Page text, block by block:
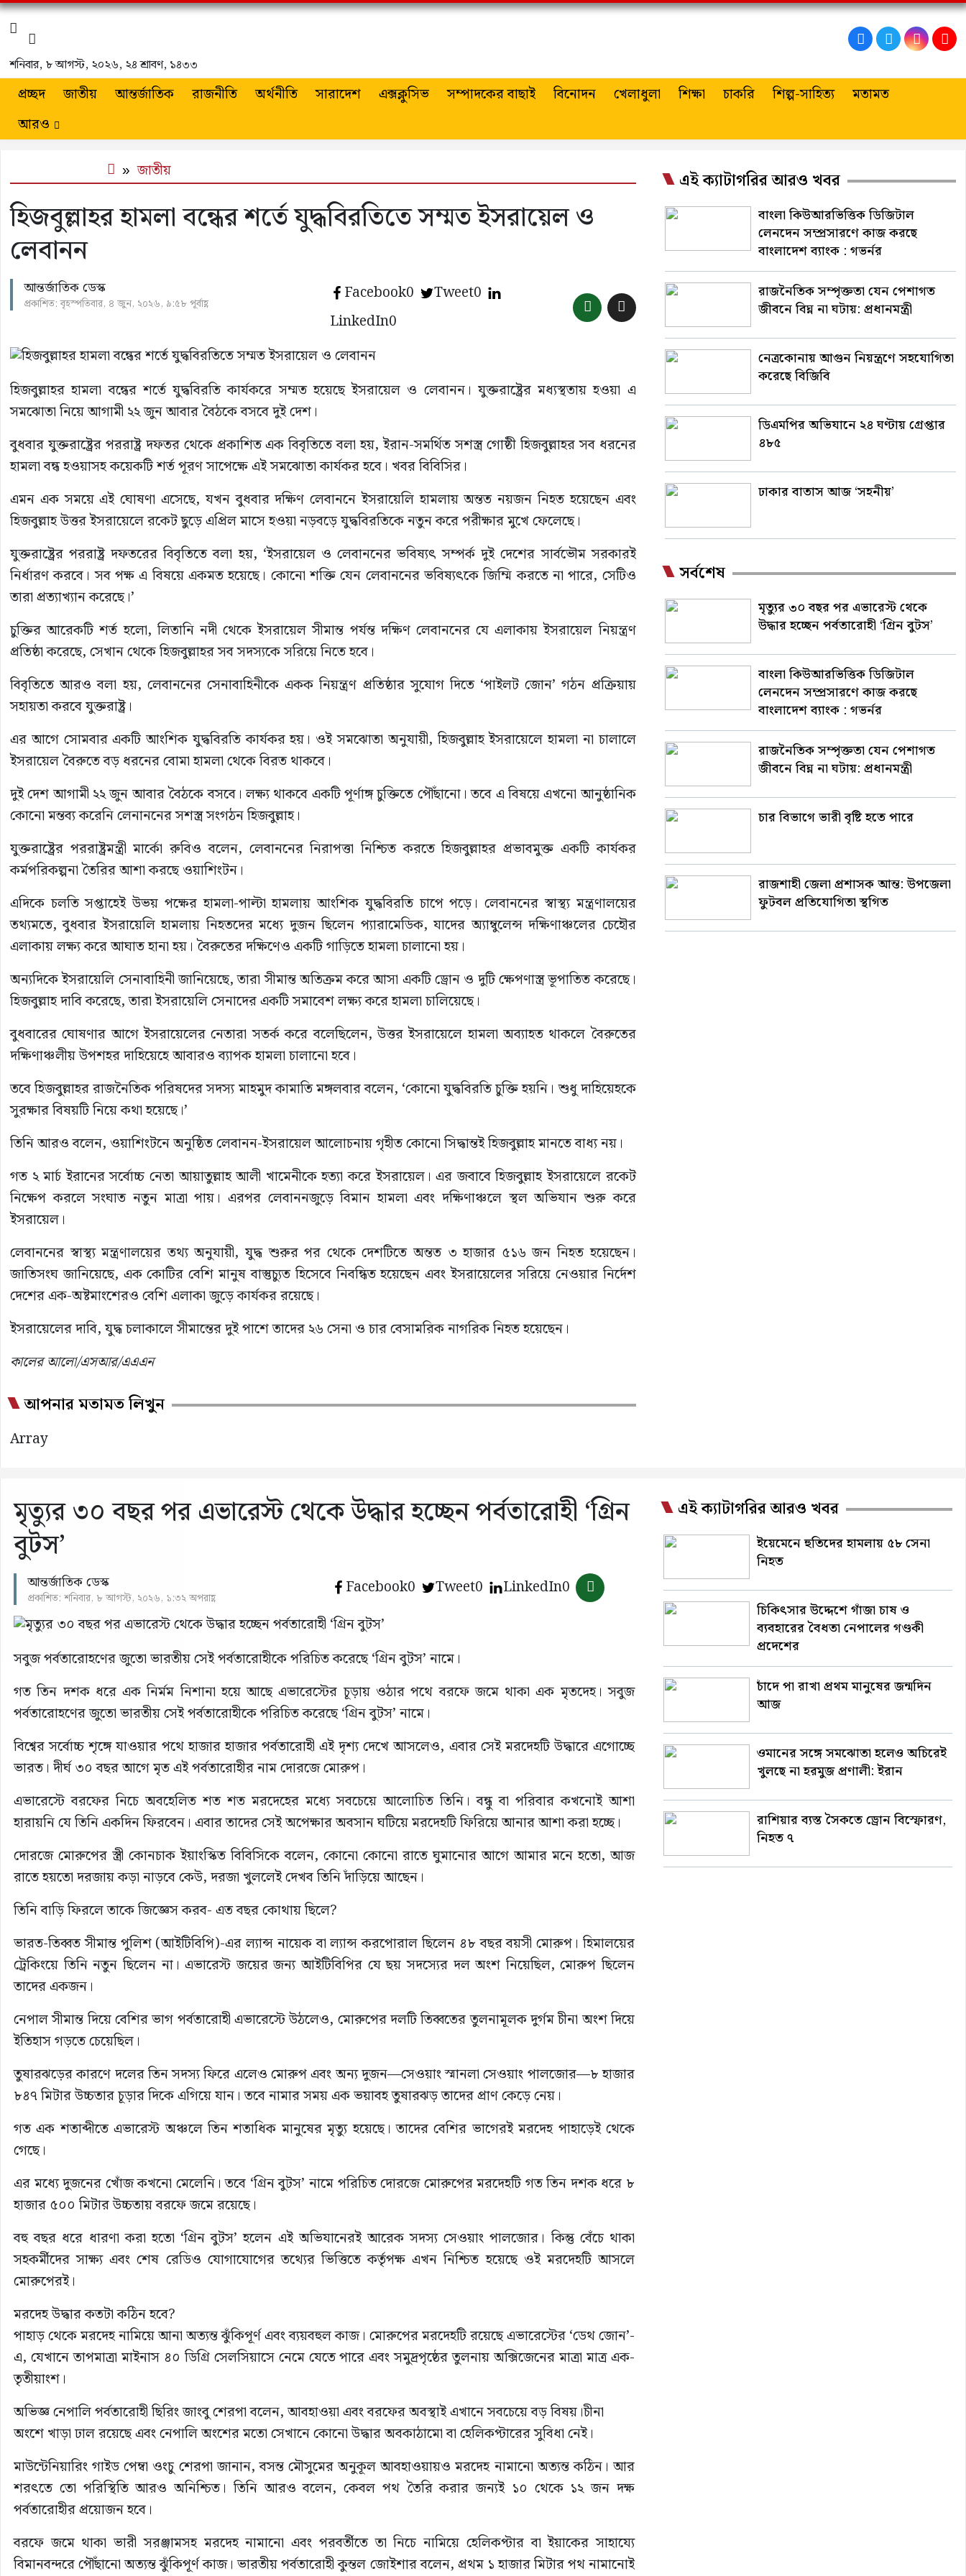
শনিবার,৮ আগস্ট, ২০২৬,২৪ শ্রাবণ, ১৪৩৩
প্রচ্ছদ জাতীয় আন্তর্জাতিক রাজনীতি অর্থনীতি সারাদেশ এক্সক্লুসিভ সম্পাদকের বাছাই বিনোদন খেলাধুলা শিক্ষা চাকরি শিল্প-সাহিত্য
মতামত
আরও
জাতীয়
হিজবুল্লাহর হামলা বন্ধের শর্তে যুদ্ধবিরতিতে সম্মত ইসরায়েল ও
লেবানন
আন্তর্জাতিক ডেস্ক
প্রকাশিত: বৃহস্পতিবার, ৪ জুন, ২০২৬, ৯:৫৮ পূর্বাহ্ণ Facebook0 Tweet0
LinkedIn0
হিজবুল্লাহর হামলা বন্ধের শর্তে যুদ্ধবিরতি কার্যকরে সম্মত হয়েছে ইসরায়েল ও লেবানন। যুক্তরাষ্ট্রের মধ্যস্থতায় হওয়া এ
সমঝোতা নিয়ে আগামী ২২ জুন আবার বৈঠকে বসবে দুই দেশ।
বুধবার যুক্তরাষ্ট্রের পররাষ্ট্র দফতর থেকে প্রকাশিত এক বিবৃতিতে বলা হয়, ইরান-সমর্থিত সশস্ত্র গোষ্ঠী হিজবুল্লাহর সব ধরনের
হামলা বন্ধ হওয়াসহ কয়েকটি শর্ত পূরণ সাপেক্ষে এই সমঝোতা কার্যকর হবে। খবর বিবিসির।
এমন এক সময়ে এই ঘোষণা এসেছে, যখন বুধবার দক্ষিণ লেবাননে ইসরায়েলি হামলায় অন্তত নয়জন নিহত হয়েছেন এবং
হিজবুল্লাহ উত্তর ইসরায়েলে রকেট ছুড়ে এপ্রিল মাসে হওয়া নড়বড়ে যুদ্ধবিরতিকে নতুন করে পরীক্ষার মুখে ফেলেছে।
যুক্তরাষ্ট্রের পররাষ্ট্র দফতরের বিবৃতিতে বলা হয়, ‘ইসরায়েল ও লেবাননের ভবিষ্যৎ সম্পর্ক দুই দেশের সার্বভৌম সরকারই
নির্ধারণ করবে। সব পক্ষ এ বিষয়ে একমত হয়েছে। কোনো শক্তি যেন লেবাননের ভবিষ্যৎকে জিম্মি করতে না পারে, সেটিও
তারা প্রত্যাখ্যান করেছে।’
চুক্তির আরেকটি শর্ত হলো, লিতানি নদী থেকে ইসরায়েল সীমান্ত পর্যন্ত দক্ষিণ লেবাননের যে এলাকায় ইসরায়েল নিয়ন্ত্রণ
প্রতিষ্ঠা করেছে, সেখান থেকে হিজবুল্লাহর সব সদস্যকে সরিয়ে নিতে হবে।
বিবৃতিতে আরও বলা হয়, লেবাননের সেনাবাহিনীকে একক নিয়ন্ত্রণ প্রতিষ্ঠার সুযোগ দিতে ‘পাইলট জোন’ গঠন প্রক্রিয়ায়
সহায়তা করবে যুক্তরাষ্ট্র।
এর আগে সোমবার একটি আংশিক যুদ্ধবিরতি কার্যকর হয়। ওই সমঝোতা অনুযায়ী, হিজবুল্লাহ ইসরায়েলে হামলা না চালালে
ইসরায়েল বৈরুতে বড় ধরনের বোমা হামলা থেকে বিরত থাকবে।
দুই দেশ আগামী ২২ জুন আবার বৈঠকে বসবে। লক্ষ্য থাকবে একটি পূর্ণাঙ্গ চুক্তিতে পৌঁছানো। তবে এ বিষয়ে এখনো আনুষ্ঠানিক
কোনো মন্তব্য করেনি লেনাননের সশস্ত্র সংগঠন হিজবুল্লাহ।
যুক্তরাষ্ট্রের পররাষ্ট্রমন্ত্রী মার্কো রুবিও বলেন, লেবাননের নিরাপত্তা নিশ্চিত করতে হিজবুল্লাহর প্রভাবমুক্ত একটি কার্যকর
কর্মপরিকল্পনা তৈরির আশা করছে ওয়াশিংটন।
এদিকে চলতি সপ্তাহেই উভয় পক্ষের হামলা-পাল্টা হামলায় আংশিক যুদ্ধবিরতি চাপে পড়ে। লেবাননের স্বাস্থ্য মন্ত্রণালয়ের
তথ্যমতে, বুধবার ইসরায়েলি হামলায় নিহতদের মধ্যে দুজন ছিলেন প্যারামেডিক, যাদের অ্যাম্বুলেন্স দক্ষিণাঞ্চলের চেহৌর
এলাকায় লক্ষ্য করে আঘাত হানা হয়। বৈরুতের দক্ষিণেও একটি গাড়িতে হামলা চালানো হয়।
অন্যদিকে ইসরায়েলি সেনাবাহিনী জানিয়েছে, তারা সীমান্ত অতিক্রম করে আসা একটি ড্রোন ও দুটি ক্ষেপণাস্ত্র ভূপাতিত করেছে।
হিজবুল্লাহ দাবি করেছে, তারা ইসরায়েলি সেনাদের একটি সমাবেশ লক্ষ্য করে হামলা চালিয়েছে।
বুধবারের ঘোষণার আগে ইসরায়েলের নেতারা সতর্ক করে বলেছিলেন, উত্তর ইসরায়েলে হামলা অব্যাহত থাকলে বৈরুতের
দক্ষিণাঞ্চলীয় উপশহর দাহিয়েহে আবারও ব্যাপক হামলা চালানো হবে।
তবে হিজবুল্লাহর রাজনৈতিক পরিষদের সদস্য মাহমুদ কামাতি মঙ্গলবার বলেন, ‘কোনো যুদ্ধবিরতি চুক্তি হয়নি। শুধু দাহিয়েহকে
সুরক্ষার বিষয়টি নিয়ে কথা হয়েছে।’
তিনি আরও বলেন, ওয়াশিংটনে অনুষ্ঠিত লেবানন-ইসরায়েল আলোচনায় গৃহীত কোনো সিদ্ধান্তই হিজবুল্লাহ মানতে বাধ্য নয়।
গত ২ মার্চ ইরানের সর্বোচ্চ নেতা আয়াতুল্লাহ আলী খামেনীকে হত্যা করে ইসরায়েল। এর জবাবে হিজবুল্লাহ ইসরায়েলে রকেট
নিক্ষেপ করলে সংঘাত নতুন মাত্রা পায়। এরপর লেবাননজুড়ে বিমান হামলা এবং দক্ষিণাঞ্চলে স্থল অভিযান শুরু করে
ইসরায়েল।
লেবাননের স্বাস্থ্য মন্ত্রণালয়ের তথ্য অনুযায়ী, যুদ্ধ শুরুর পর থেকে দেশটিতে অন্তত ৩ হাজার ৫১৬ জন নিহত হয়েছেন।
জাতিসংঘ জানিয়েছে, এক কোটির বেশি মানুষ বাস্তুচ্যুত হিসেবে নিবন্ধিত হয়েছেন এবং ইসরায়েলের সরিয়ে নেওয়ার নির্দেশ
দেশের এক-অষ্টমাংশেরও বেশি এলাকা জুড়ে কার্যকর রয়েছে।
ইসরায়েলের দাবি, যুদ্ধ চলাকালে সীমান্তের দুই পাশে তাদের ২৬ সেনা ও চার বেসামরিক নাগরিক নিহত হয়েছেন।
কালের আলো/এসআর/এএএন
আপনার মতামত লিখুন
Array
এই ক্যাটাগরির আরও খবর
বাংলা কিউআরভিত্তিক ডিজিটাল
লেনদেন সম্প্রসারণে কাজ করছে
বাংলাদেশ ব্যাংক : গভর্নর
রাজনৈতিক সম্পৃক্ততা যেন পেশাগত
জীবনে বিঘ্ন না ঘটায়: প্রধানমন্ত্রী
নেত্রকোনায় আগুন নিয়ন্ত্রণে সহযোগিতা
করেছে বিজিবি
ডিএমপির অভিযানে ২৪ ঘণ্টায় গ্রেপ্তার
৪৮৫
ঢাকার বাতাস আজ ‘সহনীয়’
সর্বশেষ
মৃত্যুর ৩০ বছর পর এভারেস্ট থেকে
উদ্ধার হচ্ছেন পর্বতারোহী ‘গ্রিন বুটস’
বাংলা কিউআরভিত্তিক ডিজিটাল
লেনদেন সম্প্রসারণে কাজ করছে
বাংলাদেশ ব্যাংক : গভর্নর
রাজনৈতিক সম্পৃক্ততা যেন পেশাগত
জীবনে বিঘ্ন না ঘটায়: প্রধানমন্ত্রী
চার বিভাগে ভারী বৃষ্টি হতে পারে
রাজশাহী জেলা প্রশাসক আন্ত: উপজেলা
ফুটবল প্রতিযোগিতা স্থগিত
মৃত্যুর ৩০ বছর পর এভারেস্ট থেকে উদ্ধার হচ্ছেন পর্বতারোহী ‘গ্রিন
বুটস’
আন্তর্জাতিক ডেস্ক
প্রকাশিত: শনিবার, ৮ আগস্ট, ২০২৬, ১:৩২ অপরাহ্ণ Facebook0 Tweet0 LinkedIn0
সবুজ পর্বতারোহণের জুতো ভারতীয় সেই পর্বতারোহীকে পরিচিত করেছে ‘গ্রিন বুটস’ নামে।
গত তিন দশক ধরে এক নির্মম নিশানা হয়ে আছে এভারেস্টের চূড়ায় ওঠার পথে বরফে জমে থাকা এক মৃতদেহ। সবুজ
পর্বতারোহণের জুতো ভারতীয় সেই পর্বতারোহীকে পরিচিত করেছে ‘গ্রিন বুটস’ নামে।
বিশ্বের সর্বোচ্চ শৃঙ্গে যাওয়ার পথে হাজার হাজার পর্বতারোহী এই দৃশ্য দেখে আসলেও, এবার সেই মরদেহটি উদ্ধারে এগোচ্ছে
ভারত। দীর্ঘ ৩০ বছর আগে মৃত এই পর্বতারোহীর নাম দোরজে মোরুপ।
এভারেস্টে বরফের নিচে অবহেলিত শত শত মরদেহের মধ্যে সবচেয়ে আলোচিত তিনি। বন্ধু বা পরিবার কখনোই আশা
হারায়নি যে তিনি একদিন ফিরবেন। এবার তাদের সেই অপেক্ষার অবসান ঘটিয়ে মরদেহটি ফিরিয়ে আনার আশা করা হচ্ছে।
দোরজে মোরুপের স্ত্রী কোনচাক ইয়াংস্কিত বিবিসিকে বলেন, কোনো কোনো রাতে ঘুমানোর আগে আমার মনে হতো, আজ
রাতে হয়তো দরজায় কড়া নাড়বে কেউ, দরজা খুললেই দেখব তিনি দাঁড়িয়ে আছেন।
তিনি বাড়ি ফিরলে তাকে জিজ্ঞেস করব- এত বছর কোথায় ছিলে?
ভারত-তিব্বত সীমান্ত পুলিশ (আইটিবিপি)-এর ল্যান্স নায়েক বা ল্যান্স করপোরাল ছিলেন ৪৮ বছর বয়সী মোরুপ। হিমালয়ের
ট্রেকিংয়ে তিনি নতুন ছিলেন না। এভারেস্ট জয়ের জন্য আইটিবিপির যে ছয় সদস্যের দল অংশ নিয়েছিল, মোরুপ ছিলেন
তাদের একজন।
নেপাল সীমান্ত দিয়ে বেশির ভাগ পর্বতারোহী এভারেস্টে উঠলেও, মোরুপের দলটি তিব্বতের তুলনামূলক দুর্গম চীনা অংশ দিয়ে
ইতিহাস গড়তে চেয়েছিল।
তুষারঝড়ের কারণে দলের তিন সদস্য ফিরে এলেও মোরুপ এবং অন্য দুজন—সেওয়াং স্মানলা সেওয়াং পালজোর—৮ হাজার
৮৪৭ মিটার উচ্চতার চূড়ার দিকে এগিয়ে যান। তবে নামার সময় এক ভয়াবহ তুষারঝড় তাদের প্রাণ কেড়ে নেয়।
গত এক শতাব্দীতে এভারেস্ট অঞ্চলে তিন শতাধিক মানুষের মৃত্যু হয়েছে। তাদের বেশির ভাগেরই মরদেহ পাহাড়েই থেকে
গেছে।
এর মধ্যে দুজনের খোঁজ কখনো মেলেনি। তবে ‘গ্রিন বুটস’ নামে পরিচিত দোরজে মোরুপের মরদেহটি গত তিন দশক ধরে ৮
হাজার ৫০০ মিটার উচ্চতায় বরফে জমে রয়েছে।
বহু বছর ধরে ধারণা করা হতো ‘গ্রিন বুটস’ হলেন এই অভিযানেরই আরেক সদস্য সেওয়াং পালজোর। কিন্তু বেঁচে থাকা
সহকর্মীদের সাক্ষ্য এবং শেষ রেডিও যোগাযোগের তথ্যের ভিত্তিতে কর্তৃপক্ষ এখন নিশ্চিত হয়েছে ওই মরদেহটি আসলে
মোরুপেরই।
মরদেহ উদ্ধার কতটা কঠিন হবে?
পাহাড় থেকে মরদেহ নামিয়ে আনা অত্যন্ত ঝুঁকিপূর্ণ এবং ব্যয়বহুল কাজ। মোরুপের মরদেহটি রয়েছে এভারেস্টের ‘ডেথ জোন’-
এ, যেখানে তাপমাত্রা মাইনাস ৪০ ডিগ্রি সেলসিয়াসে নেমে যেতে পারে এবং সমুদ্রপৃষ্ঠের তুলনায় অক্সিজেনের মাত্রা মাত্র এক-
তৃতীয়াংশ।
অভিজ্ঞ নেপালি পর্বতারোহী ছিরিং জাংবু শেরপা বলেন, আবহাওয়া এবং বরফের অবস্থাই এখানে সবচেয়ে বড় বিষয়।চীনা
অংশে খাড়া ঢাল রয়েছে এবং নেপালি অংশের মতো সেখানে কোনো উদ্ধার অবকাঠামো বা হেলিকপ্টারের সুবিধা নেই।
মাউন্টেনিয়ারিং গাইড পেম্বা ওংচু শেরপা জানান, বসন্ত মৌসুমের অনুকূল আবহাওয়ায়ও মরদেহ নামানো অত্যন্ত কঠিন। আর
শরৎতে তো পরিস্থিতি আরও অনিশ্চিত। তিনি আরও বলেন, কেবল পথ তৈরি করার জন্যই ১০ থেকে ১২ জন দক্ষ
পর্বতারোহীর প্রয়োজন হবে।
বরফে জমে থাকা ভারী সরঞ্জামসহ মরদেহ নামানো এবং পরবর্তীতে তা নিচে নামিয়ে হেলিকপ্টার বা ইয়াকের সাহায্যে
বিমানবন্দরে পৌঁছানো অত্যন্ত ঝুঁকিপূর্ণ কাজ। ভারতীয় পর্বতারোহী কুন্তল জোইশার বলেন, প্রথম ১ হাজার মিটার পথ নামানোই
এই ক্যাটাগরির আরও খবর
ইয়েমেনে হুতিদের হামলায় ৫৮ সেনা
নিহত
চিকিৎসার উদ্দেশে গাঁজা চাষ ও
ব্যবহারের বৈধতা নেপালের গণ্ডকী
প্রদেশের
চাঁদে পা রাখা প্রথম মানুষের জন্মদিন
আজ
ওমানের সঙ্গে সমঝোতা হলেও অচিরেই
খুলছে না হরমুজ প্রণালী: ইরান
রাশিয়ার ব্যস্ত সৈকতে ড্রোন বিস্ফোরণ,
নিহত ৭